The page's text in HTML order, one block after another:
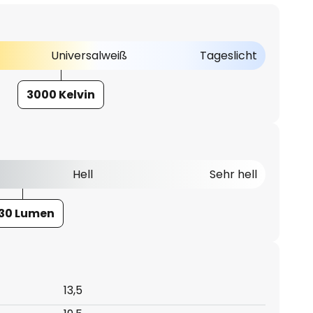
Universalweiß Tageslicht
3000 Kelvin
Hell Sehr hell
Lumen
13,5